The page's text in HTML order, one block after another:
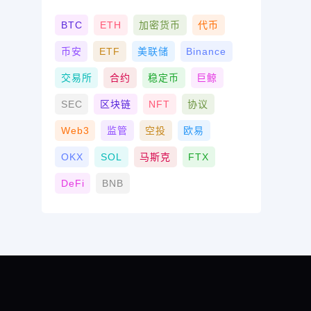
BTC ETH 加密货币 代币
币安 ETF 美联储 Binance
交易所 合约 稳定币 巨鲸
SEC 区块链 NFT 协议
Web3 监管 空投 欧易
OKX SOL 马斯克 FTX
DeFi BNB